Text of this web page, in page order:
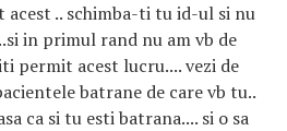
acest .. schimba-ti tu id-ul si nu
in primul rand nu am vb de
permit acest lucru.... vezi de
batrane de care vb tu..
ca si tu esti batrana.... si o sa